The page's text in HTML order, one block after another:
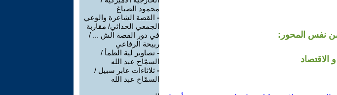
نفس المحور:
و الاقتصاد
محمود الصباغ
- القصة الشاعرة والوعي
الجمعي الحداثي/ مقاربة
في دور القصة الش ... /
ربيحة الرفاعي
- تصاوير لية الظمأ /
السمّاح عبد الله
- ثلاثاءات عابر سبيل /
السمّاح عبد الله